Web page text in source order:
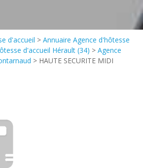
d'accueil > Annuaire Agence d'hôtesse
d'accueil Hérault (34) > Agence
> HAUTE SECURITE MIDI